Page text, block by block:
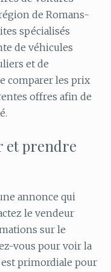
de Romans-
spécialisés
de véhicules
et de
comparer les prix
offres afin de
et prendre
annonce qui
le vendeur
sur le
vous pour voir la
est primordiale pour